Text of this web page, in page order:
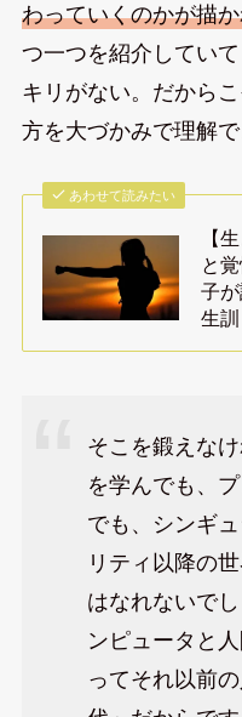
わっていくのかが描
つ一つを紹介していて
キリがない。だから
方を大づかみで理解
あわせて読みたい
【
と
子
生
そこを鍛えな
を学んでも、
でも、シンギ
リティ以降の
はなれないで
ンピュータと
ってそれ以前